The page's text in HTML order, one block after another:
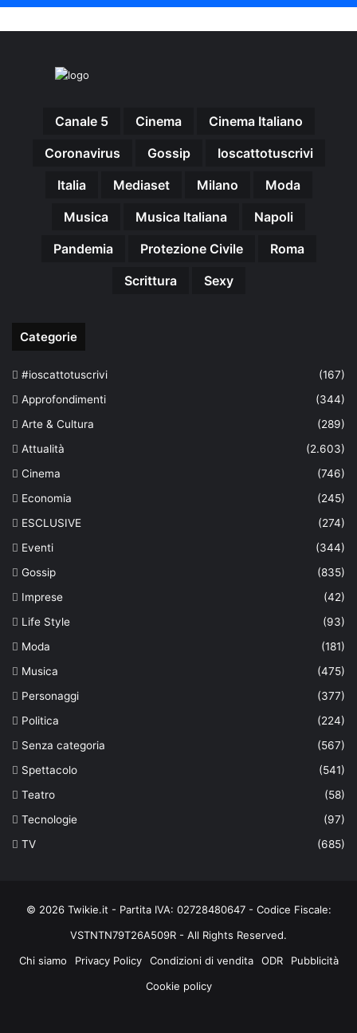
Canale 5 Cinema
Cinema Italiano
Coronavirus
Gossip
Ioscattotuscrivi
Italia
Mediaset Milano
Moda
Musica
Musica Italiana
Napoli
Pandemia
Protezione Civile
Roma
Scrittura
Sexy
Categorie
#ioscattotuscrivi
(167)
Approfondimenti
(344)
Arte & Cultura
(289)
Attualità
(2.603)
Cinema
(746)
Economia
(245)
ESCLUSIVE
(274)
Eventi
(344)
Gossip
(835)
Imprese
(42)
Life Style
(93)
Moda
(181)
Musica
(475)
Personaggi
(377)
Politica
(224)
Senza categoria
(567)
Spettacolo
(541)
Teatro
(58)
Tecnologie
(97)
TV
(685)
© 2026 Twikie.it - Partita IVA: 02728480647 - Codice Fiscale:
VSTNTN79T26A509R - All Rights Reserved.
Chi siamo
Privacy Policy Condizioni di vendita ODR
Pubblicità
Cookie policy